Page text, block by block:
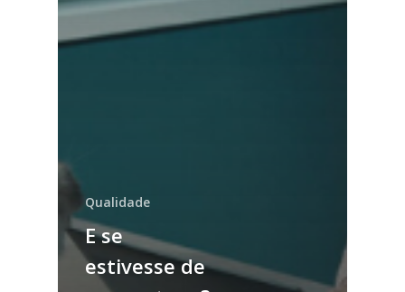
Qualidade
E se
estivesse de